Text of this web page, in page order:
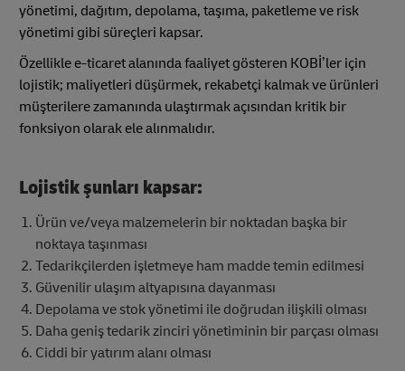
yönetimi, dağıtım, depolama, taşıma, paketleme ve risk
yönetimi gibi süreçleri kapsar.
Özellikle e-ticaret alanında faaliyet gösteren KOBİ’ler için
lojistik; maliyetleri düşürmek, rekabetçi kalmak ve ürünleri
müşterilere zamanında ulaştırmak açısından kritik bir
fonksiyon olarak ele alınmalıdır.
Lojistik şunları kapsar:
Ürün ve/veya malzemelerin bir noktadan başka bir
noktaya taşınması
Tedarikçilerden işletmeye ham madde temin edilmesi
Güvenilir ulaşım altyapısına dayanması
Depolama ve stok yönetimi ile doğrudan ilişkili olması
Daha geniş tedarik zinciri yönetiminin bir parçası olması
Ciddi bir yatırım alanı olması